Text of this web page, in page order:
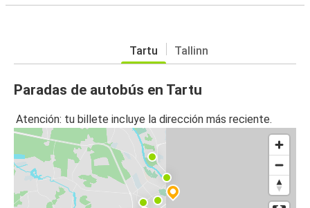
Tartu Tallinn
Paradas de autobús en Tartu
Atención: tu billete incluye la dirección más reciente.